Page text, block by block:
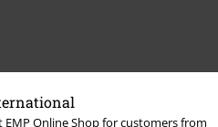
EMP Online Shop for customers from